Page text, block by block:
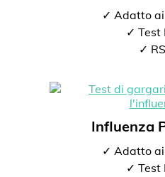
✓ Adatto
✓ Test
✓
Influenza
✓ Adatto
✓ Test